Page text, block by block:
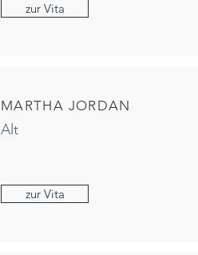
zur Vita
MARTHA JORDAN
Alt
zur Vita